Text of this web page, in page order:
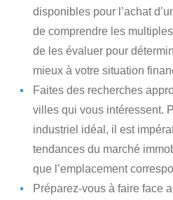
disponibles pour l’achat
de comprendre les
de les évaluer pour
mieux à votre situation
Faites des recherches
villes qui vous intéressent.
industriel idéal, il est
tendances du marché
que l’emplacement
Préparez-vous à faire face